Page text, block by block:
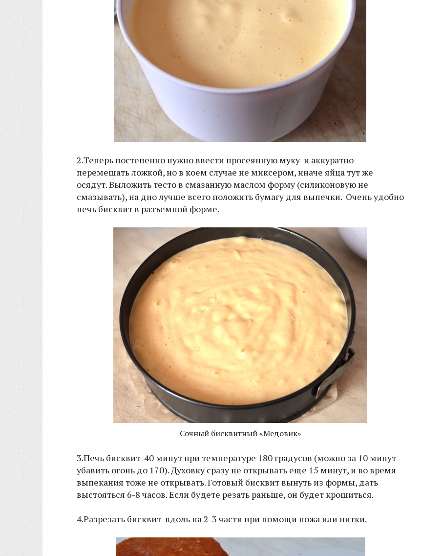
2.Теперь постепенно нужно ввести просеянную муку и аккуратно
перемешать ложкой, но в коем случае не миксером, иначе яйца тут же
осядут. Выложить тесто в смазанную маслом форму (силиконовую не
смазывать), на дно лучше всего положить бумагу для выпечки. Очень удобно
печь бисквит в разъемной форме.
Сочный бисквитный «Медовик»
3.Печь бисквит 40 минут при температуре 180 градусов (можно за 10 минут
убавить огонь до 170). Духовку сразу не открывать еще 15 минут, и во время
выпекания тоже не открывать. Готовый бисквит вынуть из формы, дать
выстояться 6-8 часов. Если будете резать раньше, он будет крошиться.
4.Разрезать бисквит вдоль на 2-3 части при помощи ножа или нитки.